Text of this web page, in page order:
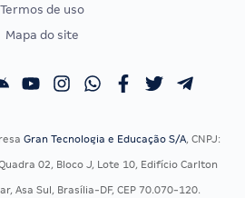
Calendário OAB
Termos de uso
Mapa do site
Gran Tecnologia e Educação S/A, CNPJ:
02, Bloco J, Lote 10, Edifício Carlton
Asa Sul, Brasília-DF, CEP 70.070-120.